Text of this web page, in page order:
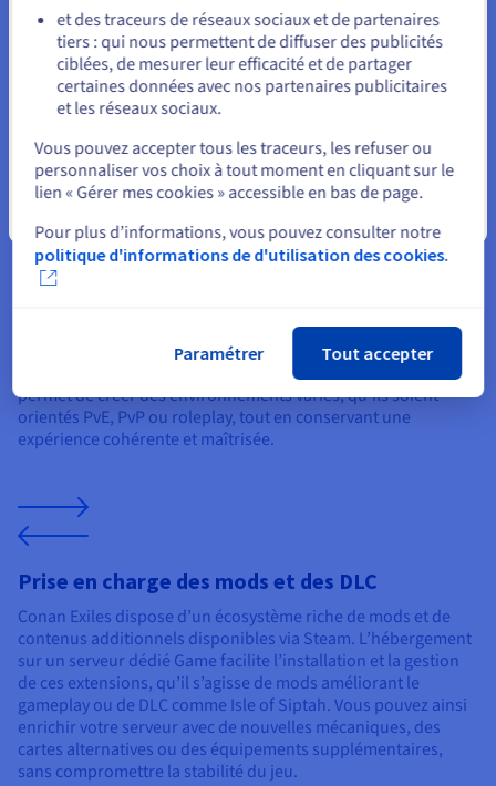
Personnalisation avancée et
contrôle de votre serveur Conan
Exiles
Configuration du serveur et paramètres de jeu
Un serveur Conan Exiles dédié offre un contrôle étendu sur les
votre communauté. Vous pouvez configurer les règles du
serveur, ajuster la difficulté, définir les limites de joueurs et
personnaliser le fonctionnement du monde. Cette flexibilité
permet de créer des environnements variés, qu’ils soient
orientés PvE, PvP ou roleplay, tout en conservant une
expérience cohérente et maîtrisée.
Prise en charge des mods et des DLC
Conan Exiles dispose d’un écosystème riche de mods et de
contenus additionnels disponibles via Steam. L’hébergement
sur un serveur dédié Game facilite l’installation et la gestion
de ces extensions, qu’il s’agisse de mods améliorant le
gameplay ou de DLC comme Isle of Siptah. Vous pouvez ainsi
enrichir votre serveur avec de nouvelles mécaniques, des
cartes alternatives ou des équipements supplémentaires,
sans compromettre la stabilité du jeu.
Rester sur le site actuel
Sélectionner un autre site web
et des traceurs de réseaux sociaux et de partenaires
tiers : qui nous permettent de diffuser des publicités
ciblées, de mesurer leur efficacité et de partager
certaines données avec nos partenaires publicitaires
et les réseaux sociaux.
Vous pouvez accepter tous les traceurs, les refuser ou
personnaliser vos choix à tout moment en cliquant sur le
lien « Gérer mes cookies » accessible en bas de page.
Pour plus d’informations, vous pouvez consulter notre
politique d'informations de d'utilisation des cookies.
Paramétrer Tout accepter